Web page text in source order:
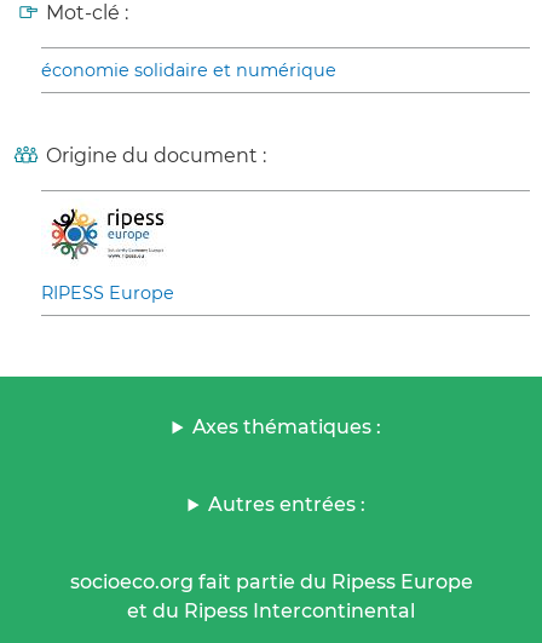
Mot-clé :
économie solidaire et numérique
Origine du document :
RIPESS Europe
Axes thématiques :
Autres entrées :
socioeco.org fait partie du Ripess Europe
et du Ripess Intercontinental